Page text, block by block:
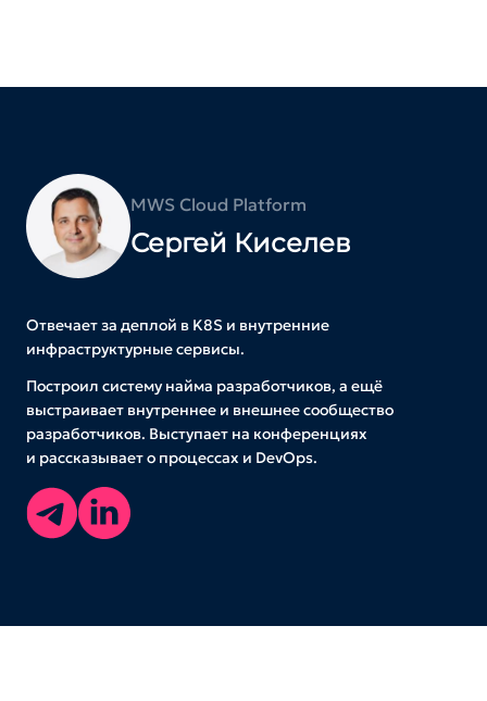
MWS Cloud Platform
Сергей Киселев
Отвечает за деплой в K8S и внутренние
инфраструктурные сервисы.
Построил систему найма разработчиков, а ещё
выстраивает внутреннее и внешнее сообщество
разработчиков. Выступает на конференциях
и рассказывает о процессах и DevOps.